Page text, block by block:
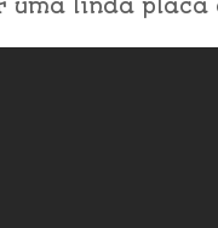
uma linda placa